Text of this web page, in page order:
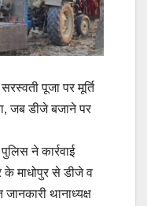
पूजा पर मूर्ति
जब डीजे बजाने पर
ने कार्रवाई
के माधोपुर से डीजे व
थानाध्यक्ष